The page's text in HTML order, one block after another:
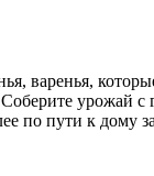
варенья,
урожай
по пути к дому